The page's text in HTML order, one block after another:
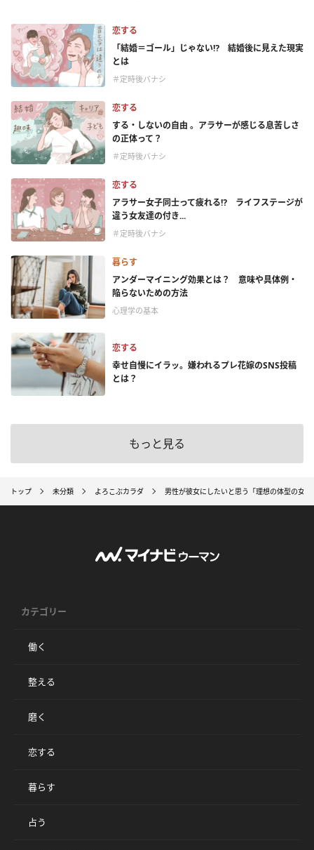
恋する
「結婚＝ゴール」じゃない⁉ 結婚後に見えた現実
とは
＃定時後バナシ
恋する
する・しないの自由 。アラサーが感じる息苦しさ
の正体って？
＃定時後バナシ
恋する
アラサー女子同士って疲れる⁉ ライフステージが
違う女友達の付き...
＃定時後バナシ
暮らす
アンダーマイニング効果とは？ 意味や具体例・
陥らないための方法
心理学の基本
恋する
幸せ自慢にイラッ。嫌われるプレ花嫁のSNS投稿
とは？
もっと見る
トップ 未分類 よろこぶカラダ 男性が彼女にしたいと思う「理想の体型の女
カテゴリー
働く
整える
磨く
恋する
暮らす
占う